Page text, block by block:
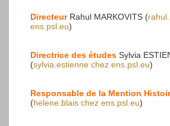
Directeur Rahul MARKOVITS (
ens.psl.eu)
Directrice des études Sylvia
(sylvia.estienne chez ens.psl.eu)
Responsable de la Mention
(helene.blais chez ens.psl.eu)